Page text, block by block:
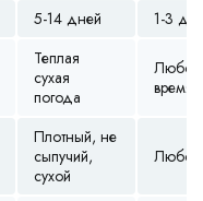
5-14 дней 1-3
Теплая
сухая
погода
Любое
время
Плотный, не
сыпучий,
сухой
Любой